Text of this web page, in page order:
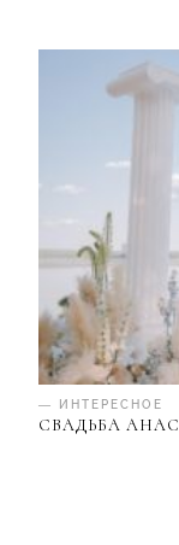
— ИНТЕРЕСНОЕ
СВАДЬБА